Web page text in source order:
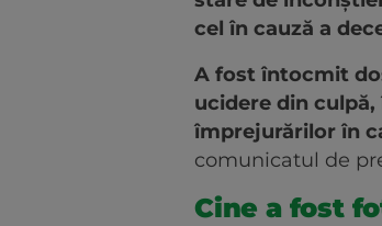
cel în cauză a
A fost întocmit
ucidere din
împrejurărilor în
comunicatul de
Cine a fost